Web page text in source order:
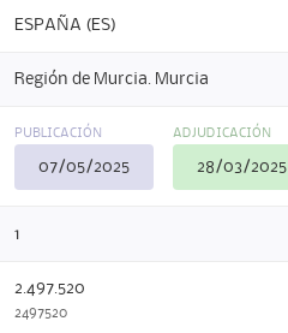
ESPAÑA (ES)
Región de Murcia. Murcia
PUBLICACIÓN
07/05/2025
ADJUDICACIÓN
28/03/2025
1
2.497.520
2497520